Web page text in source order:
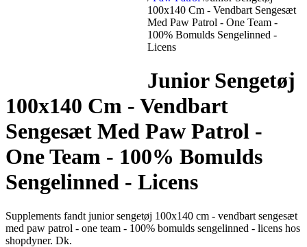
100x140 Cm - Vendbart Sengesæt
Med Paw Patrol - One Team -
100% Bomulds Sengelinned -
Licens
Junior Sengetøj
100x140 Cm - Vendbart
Sengesæt Med Paw Patrol -
One Team - 100% Bomulds
Sengelinned - Licens
Supplements fandt junior sengetøj 100x140 cm - vendbart sengesæt
med paw patrol - one team - 100% bomulds sengelinned - licens hos
shopdyner. Dk.